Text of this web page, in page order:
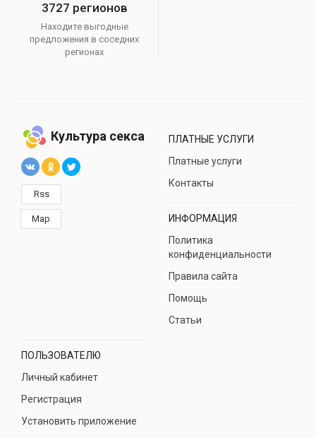
3727 регионов
Находите выгодные
предложения в соседних
регионах
Культура секса
Rss
Map
ПЛАТНЫЕ УСЛУГИ
Платные услуги
Контакты
ИНФОРМАЦИЯ
Политика
конфиденциальности
Правила сайта
Помощь
Статьи
ПОЛЬЗОВАТЕЛЮ
Личный кабинет
Регистрация
Установить приложение